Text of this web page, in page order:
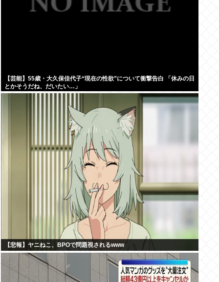
【芸能】55歳・大久保佳代子“現在の性欲”について衝撃告白 「休みの日
とかそうだね、だいたい…」
【悲報】ヤニねこ、BPOで問題視されるwww